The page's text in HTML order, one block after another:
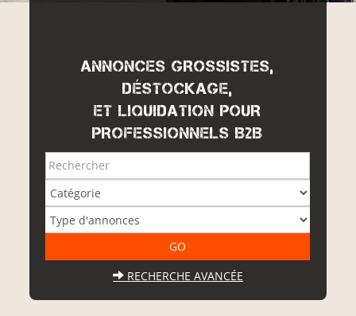
ANNONCES GROSSISTES,
DÉSTOCKAGE,
ET LIQUIDATION POUR
PROFESSIONNELS B2B
RECHERCHE AVANCÉE